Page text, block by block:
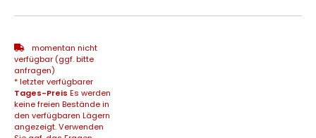
momentan nicht
verfügbar (ggf. bitte
anfragen)
* letzter verfügbarer
Tages-Preis Es werden
keine freien Bestände in
den verfügbaren Lägern
angezeigt. Verwenden